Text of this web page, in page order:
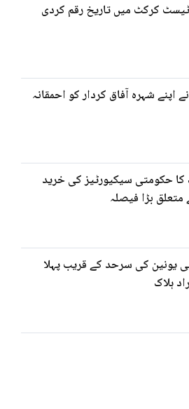
کرکٹ میں تاریخ رقم کردی
اپنے شہرہ آفاق کردار کو احمقانہ
حکومتی سیکیورٹیز کی خرید
بڑا فیصلہ
یونین کی سرحد کے قریب پہلا